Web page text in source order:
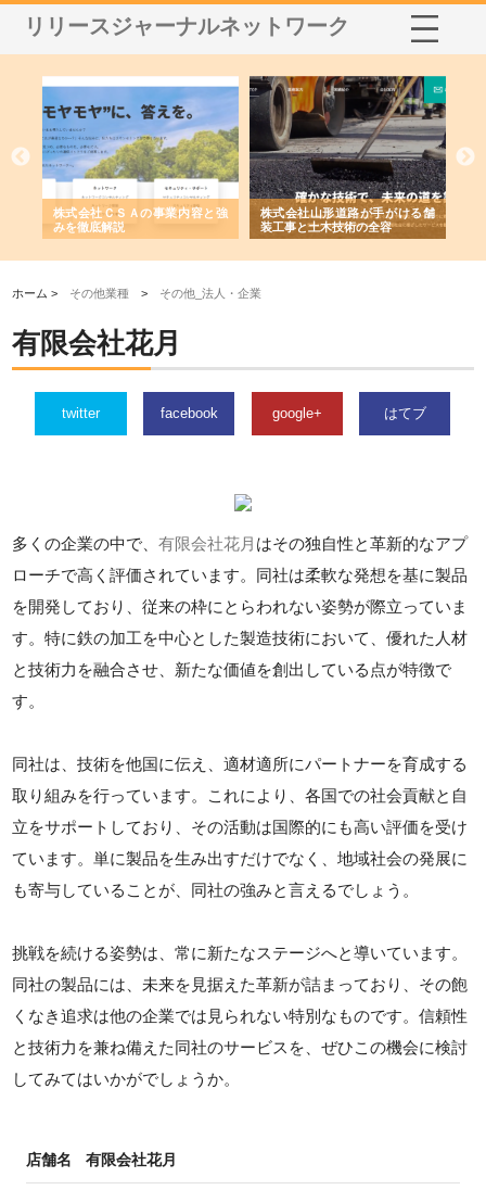
リリースジャーナルネットワーク
株式会社ＣＳＡの事業内容と強
みを徹底解説
株式会社山形道路が手がける舗
装工事と土木技術の全容
ホーム > その他業種 > その他_法人・企業
有限会社花月
twitter facebook google+ はてブ
多くの企業の中で、有限会社花月 はその独自性と革新的なアプ
ローチで高く評価されています。同社は柔軟な発想を基に製品
を開発しており、従来の枠にとらわれない姿勢が際立っていま
す。特に鉄の加工を中心とした製造技術において、優れた人材
と技術力を融合させ、新たな価値を創出している点が特徴で
す。
同社は、技術を他国に伝え、適材適所にパートナーを育成する
取り組みを行っています。これにより、各国での社会貢献と自
立をサポートしており、その活動は国際的にも高い評価を受け
ています。単に製品を生み出すだけでなく、地域社会の発展に
も寄与していることが、同社の強みと言えるでしょう。
挑戦を続ける姿勢は、常に新たなステージへと導いています。
同社の製品には、未来を見据えた革新が詰まっており、その飽
くなき追求は他の企業では見られない特別なものです。信頼性
と技術力を兼ね備えた同社のサービスを、ぜひこの機会に検討
してみてはいかがでしょうか。
店舗名 有限会社花月